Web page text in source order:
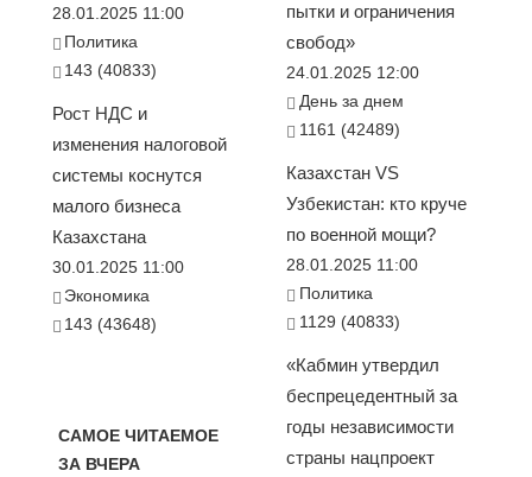
28.01.2025 11:00
Политика
143 (40833)
Рост НДС и
изменения налоговой
системы коснутся
малого бизнеса
Казахстана
30.01.2025 11:00
Экономика
143 (43648)
САМОЕ ЧИТАЕМОЕ
ЗА ВЧЕРА
пытки и ограничения
свобод»
24.01.2025 12:00
День за днем
1161 (42489)
Казахстан VS
Узбекистан: кто круче
по военной мощи?
28.01.2025 11:00
Политика
1129 (40833)
«Кабмин утвердил
беспрецедентный за
годы независимости
страны нацпроект